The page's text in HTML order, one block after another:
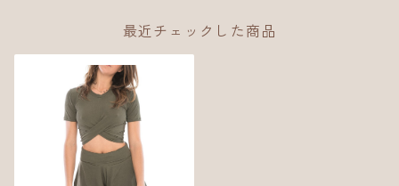
最近チェックした商品